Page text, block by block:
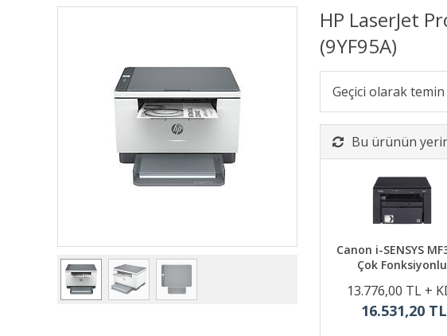
HP LaserJet
(9YF95A)
Geçici olarak
Bu ürünün
Canon i-SENSYS
Çok Fonksiyonlu
13.776,00 TL +
16.531,20 TL